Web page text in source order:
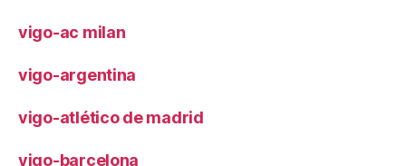
vigo-ac milan
vigo-argentina
vigo-atlético de madrid
vigo-barcelona